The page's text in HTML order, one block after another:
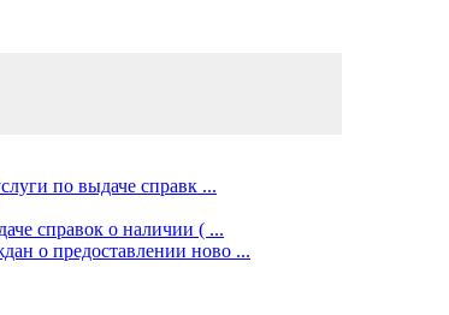
по выдаче справк ...
справок о наличии ( ...
о предоставлении ново ...